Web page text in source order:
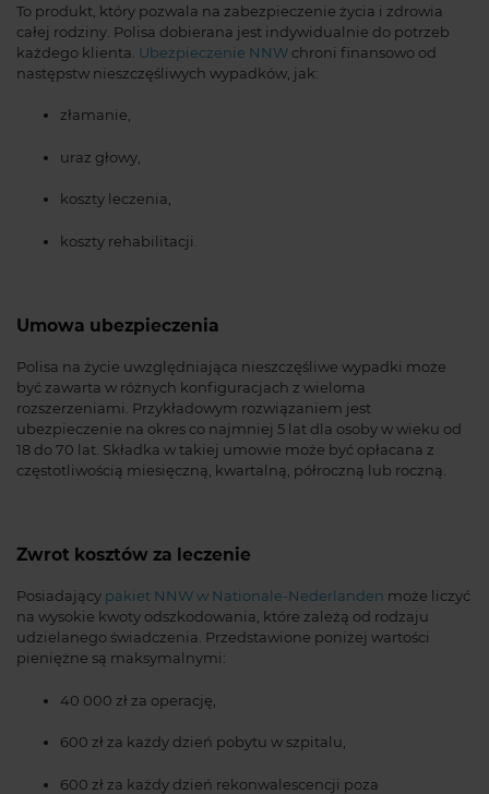
To produkt, który pozwala na zabezpieczenie życia i zdrowia
całej rodziny. Polisa dobierana jest indywidualnie do potrzeb
każdego klienta. Ubezpieczenie NNW chroni finansowo od
następstw nieszczęśliwych wypadków, jak:
złamanie,
uraz głowy,
koszty leczenia,
koszty rehabilitacji.
Umowa ubezpieczenia
Polisa na życie uwzględniająca nieszczęśliwe wypadki może
być zawarta w różnych konfiguracjach z wieloma
rozszerzeniami. Przykładowym rozwiązaniem jest
ubezpieczenie na okres co najmniej 5 lat dla osoby w wieku od
18 do 70 lat. Składka w takiej umowie może być opłacana z
częstotliwością miesięczną, kwartalną, półroczną lub roczną.
Zwrot kosztów za leczenie
Posiadający pakiet NNW w Nationale-Nederlanden może liczyć
na wysokie kwoty odszkodowania, które zależą od rodzaju
udzielanego świadczenia. Przedstawione poniżej wartości
pieniężne są maksymalnymi:
40 000 zł za operację,
600 zł za każdy dzień pobytu w szpitalu,
600 zł za każdy dzień rekonwalescencji poza